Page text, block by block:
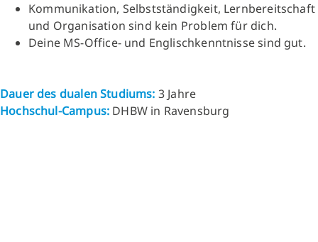
Kommunikation, Selbstständigkeit, Lernbereitschaft
und Organisation sind kein Problem für dich.
Deine MS-Office- und Englischkenntnisse sind gut.
Dauer des dualen Studiums: 3 Jahre
Hochschul-Campus: DHBW in Ravensburg